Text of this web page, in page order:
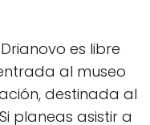
es libre
al museo
destinada al
planeas asistir a